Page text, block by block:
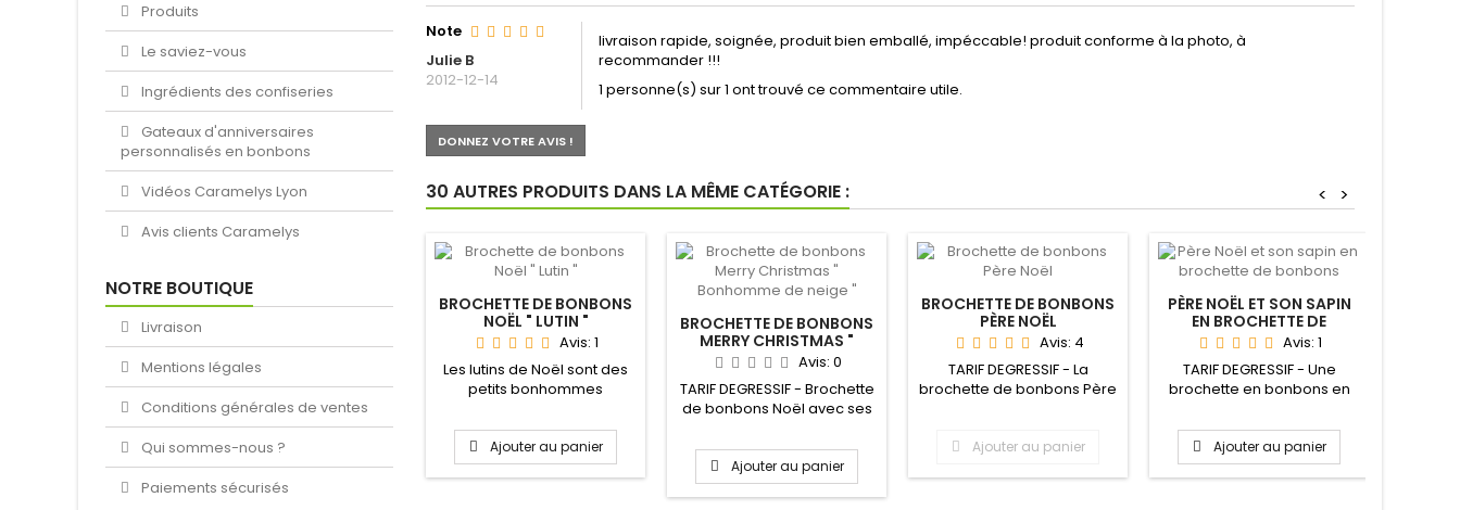
Produits
Le saviez-vous
Ingrédients des confiseries
Gateaux d'anniversaires
personnalisés en bonbons
Vidéos Caramelys Lyon
Avis clients Caramelys
NOTRE BOUTIQUE
Livraison
Mentions légales
Conditions générales de ventes
Qui sommes-nous ?
Paiements sécurisés
Note
Julie B
2012-12-14
livraison rapide, soignée, produit bien emballé, impéccable! produit conforme à la photo, à
recommander !!!
1 personne(s) sur 1 ont trouvé ce commentaire utile.
DONNEZ VOTRE AVIS !
30 AUTRES PRODUITS DANS LA MÊME CATÉGORIE : >
<
BROCHETTE DE BONBONS
NOËL " LUTIN "
Avis: 1
Les lutins de Noël sont des
petits bonhommes
le père...
Ajouter au panier
BROCHETTE DE BONBONS
MERRY CHRISTMAS "
BONHOMME DE NEIGE "
Avis: 0
TARIF DEGRESSIF - Brochette
de bonbons Noël avec ses
Ajouter au panier
BROCHETTE DE BONBONS
PÈRE NOËL
Avis: 4
TARIF DEGRESSIF - La
brochette de bonbons Père
Ajouter au panier
PÈRE NOËL ET SON SAPIN
EN BROCHETTE DE
BONBONSAvis: 1
TARIF DEGRESSIF - Une
brochette en bonbons en
son...
Ajouter au panier